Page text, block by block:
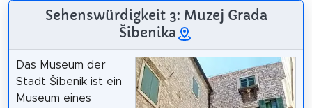
Sehenswürdigkeit 3: Muzej Grada
Šibenika
Das Museum der
Stadt Šibenik ist ein
Museum eines